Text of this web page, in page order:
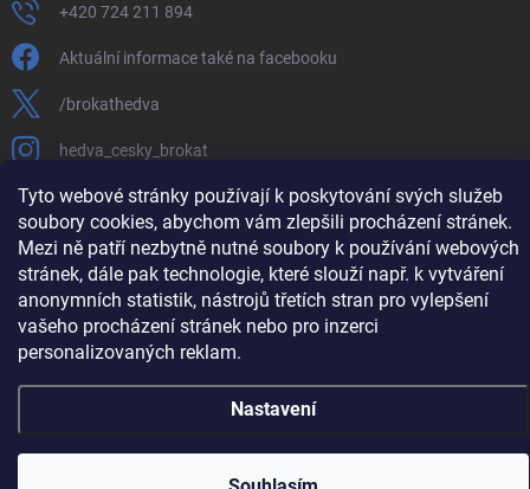
Tyto webové stránky používají k poskytování svých služeb
soubory cookies, abychom vám zlepšili procházení stránek.
Mezi ně patří nezbytně nutné soubory k používání webových
stránek, dále pak technologie, které slouží např. k vytváření
anonymních statistik, nástrojů třetích stran pro vylepšení
vašeho procházení stránek nebo pro inzerci
personalizovaných reklam.
Nastavení
+420 724 211 894
Aktuální informace také na facebooku
/brokathedva
hedva_cesky_brokat
https://www.youtube.com/channel/
Copyright 2026Hedva ČESKÝ BROKÁT . Všechna práva vyhrazena.Upravit
nastavení cookies